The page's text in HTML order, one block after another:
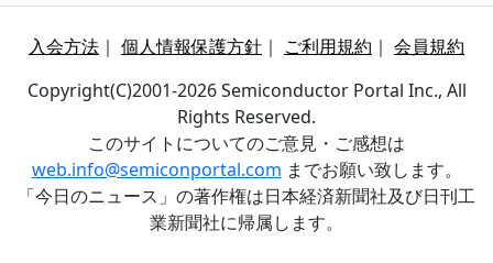
入会方法 ｜ 個人情報保護方針 ｜ ご利用規約 ｜ 会員規約
Copyright(C)2001-2026 Semiconductor Portal Inc., All
Rights Reserved.
このサイトについてのご意見・ご感想は
web.info@semiconportal.com までお願い致します。
「今日のニュース」の著作権は日本経済新聞社及び日刊工
業新聞社に帰属します。